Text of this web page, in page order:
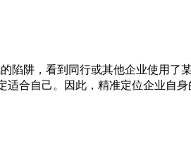
阱，看到同行或其他企业使用了
合自己。因此，精准定位企业自